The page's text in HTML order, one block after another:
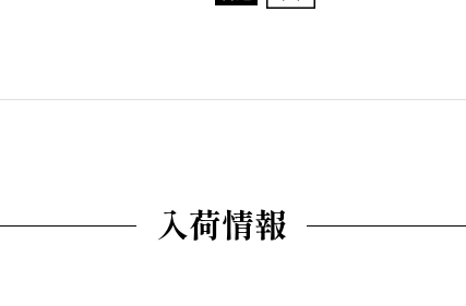
入荷情報